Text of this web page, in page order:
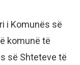
i Komunës së
komunë të
së Shteteve të